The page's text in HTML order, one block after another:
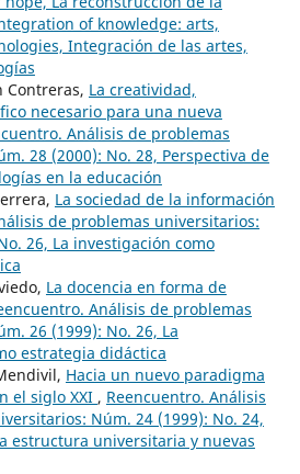
of knowledge: arts,
Integración de las artes,
Contreras, La creatividad,
necesario para una nueva
Análisis de problemas
28 (2000): No. 28, Perspectiva de
en la educación
La sociedad de la información
de problemas universitarios:
26, La investigación como
La docencia en forma de
Análisis de problemas
26 (1999): No. 26, La
estrategia didáctica
Hacia un nuevo paradigma
el siglo XXI , Reencuentro. Análisis
Núm. 24 (1999): No. 24,
estructura universitaria y nuevas